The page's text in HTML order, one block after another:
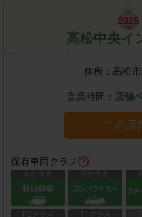
高松中央イ
住所： 高松
営業時間： 店舗
この店
保有車両クラス